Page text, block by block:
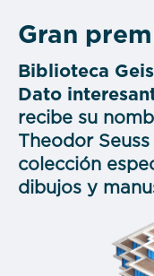
Gran
Biblioteca
Dato
recibe su
Theodor
colección
dibujos y